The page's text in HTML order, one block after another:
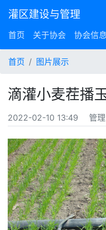
灌区建设与管理
首页
关于协会 协会信息
首页 图片展示
滴灌小麦茬播
2022-02-10 13:49 管